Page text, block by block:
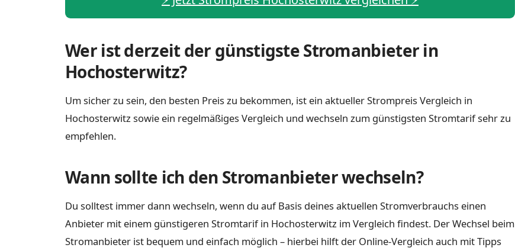
Wer ist derzeit der günstigste Stromanbieter in
Hochosterwitz?
Um sicher zu sein, den besten Preis zu bekommen, ist ein aktueller Strompreis Vergleich in
Hochosterwitz sowie ein regelmäßiges Vergleich und wechseln zum günstigsten Stromtarif sehr zu
empfehlen.
Wann sollte ich den Stromanbieter wechseln?
Du solltest immer dann wechseln, wenn du auf Basis deines aktuellen Stromverbrauchs einen
Anbieter mit einem günstigeren Stromtarif in Hochosterwitz im Vergleich findest. Der Wechsel beim
Stromanbieter ist bequem und einfach möglich – hierbei hilft der Online-Vergleich auch mit Tipps